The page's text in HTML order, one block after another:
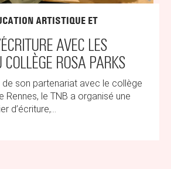
ARTISTIQUE ET
AVEC LES
COLLÈGE ROSA PARKS
de son partenariat avec le collège
Rennes, le TNB a organisé une
d’écriture,...